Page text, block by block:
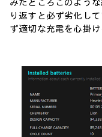
みたところこのよう
り返すと必ず劣化し
ず適切な充電を心掛